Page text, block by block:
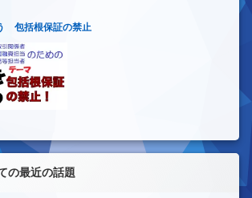
包括根保証の禁止
の最近の話題